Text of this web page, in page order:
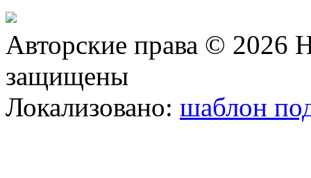
Авторские права © 2026
защищены
Локализовано: шаблон